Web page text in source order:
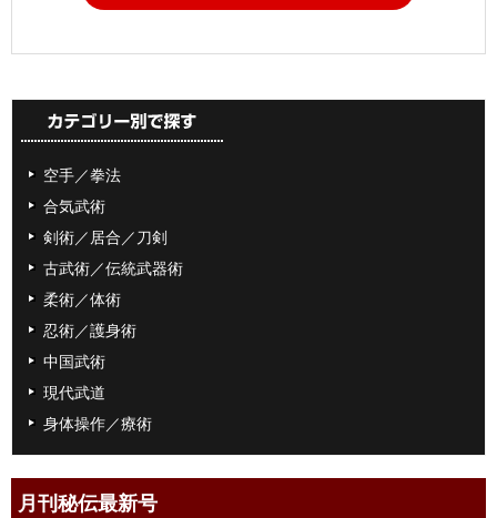
空手／拳法
合気武術
剣術／居合／刀剣
古武術／伝統武器術
柔術／体術
忍術／護身術
中国武術
現代武道
身体操作／療術
月刊秘伝最新号